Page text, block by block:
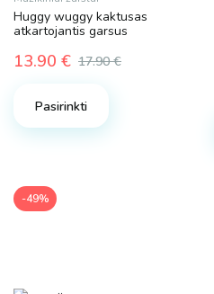
Huggy wuggy kaktusas
atkartojantis garsus
17.90€
was:
17.90 €.
13.90 €
13.90 €.
Pasirinkti
-49%